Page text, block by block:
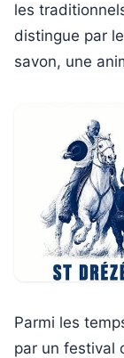
les
distingue par
savon, une
Parmi les
par un festival